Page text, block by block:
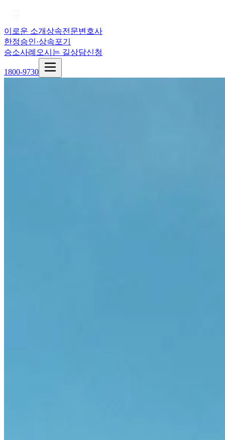
이로운 소개상속전문변호사
한정승인·상속포기
승소사례 오시는 길상담신청
1800-9730